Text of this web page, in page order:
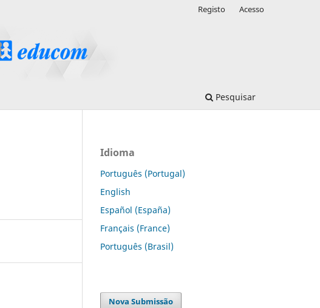
Pesquisar
Registo Acesso
Idioma
Português (Portugal)
English
Español (España)
Français (France)
Português (Brasil)
Nova Submissão